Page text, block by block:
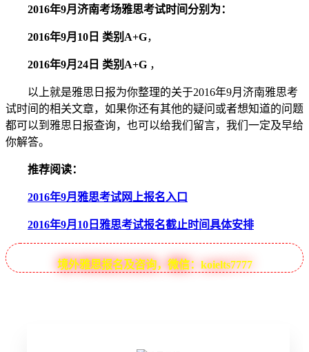
2016年9月济南考场雅思考试时间分别为：
2016年9月10日 类别A+G，
2016年9月24日 类别A+G ，
以上就是雅思日报为你整理的关于2016年9月济南雅思考
试时间的相关文章，如果你还有其他的疑问或者想知道的问题
都可以到雅思日报查询，也可以给我们留言，我们一定及早给
你解答。
推荐阅读：
2016年9月雅思考试网上报名入口
2016年9月10日雅思考试报名截止时间具体安排
境外雅思报名及咨询，微信：koielts7777